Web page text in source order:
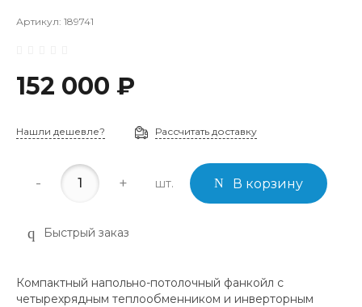
Артикул: 189741
152 000 ₽
Нашли дешевле? Рассчитать доставку
- + шт. В корзину
Быстрый заказ
Компактный напольно-потолочный фанкойл с
четырехрядным теплообменником и инверторным